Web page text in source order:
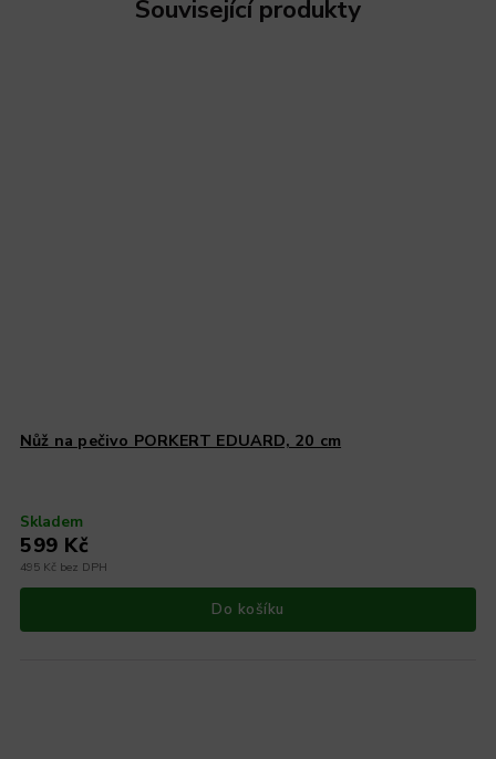
Související produkty
Nůž na pečivo PORKERT EDUARD, 20 cm
Skladem
495 Kč bez DPH
599 Kč
Do košíku